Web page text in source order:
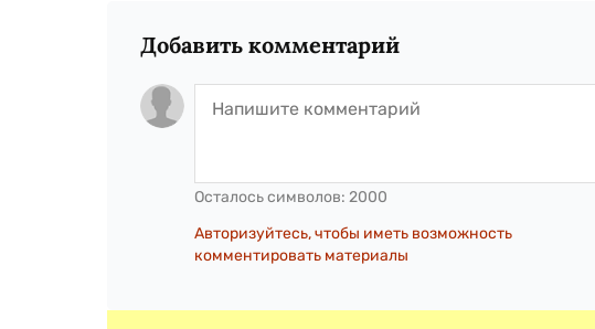
Добавить комментарий
Осталось символов: 2000
Авторизуйтесь, чтобы иметь возможность
комментировать материалы